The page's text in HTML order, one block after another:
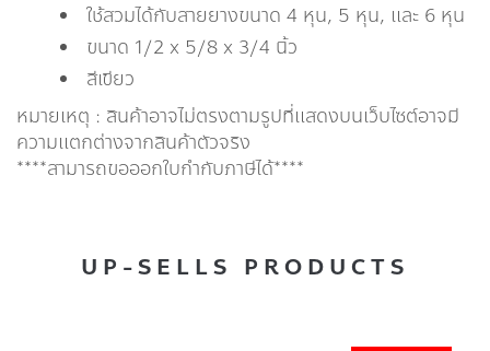
ใช้สวมได้กับสายยางขนาด 4 หุน, 5 หุน, และ 6 หุน
ขนาด 1/2 x 5/8 x 3/4 นิ้ว
สีเขียว
หมายเหตุ : สินค้าอาจไม่ตรงตามรูปที่แสดงบนเว็บไซต์อาจมี
ความแตกต่างจากสินค้าตัวจริง
****สามารถขอออกใบกำกับภาษีได้****
UP-SELLS PRODUCTS